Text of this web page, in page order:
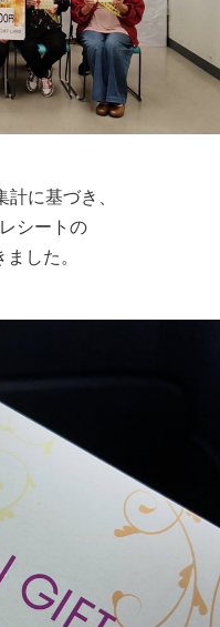
に基づき、
シートの
した。